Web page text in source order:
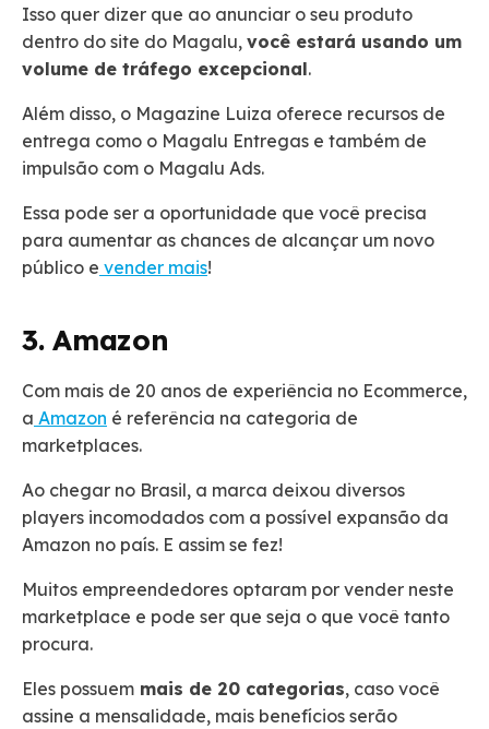
Isso quer dizer que ao anunciar o seu produto
dentro do site do Magalu, você estará usando um
volume de tráfego excepcional.
Além disso, o Magazine Luiza oferece recursos de
entrega como o Magalu Entregas e também de
impulsão com o Magalu Ads.
Essa pode ser a oportunidade que você precisa
para aumentar as chances de alcançar um novo
público e vender mais!
3. Amazon
Com mais de 20 anos de experiência no Ecommerce,
a Amazon é referência na categoria de
marketplaces.
Ao chegar no Brasil, a marca deixou diversos
players incomodados com a possível expansão da
Amazon no país. E assim se fez!
Muitos empreendedores optaram por vender neste
marketplace e pode ser que seja o que você tanto
procura.
Eles possuem mais de 20 categorias, caso você
assine a mensalidade, mais benefícios serão